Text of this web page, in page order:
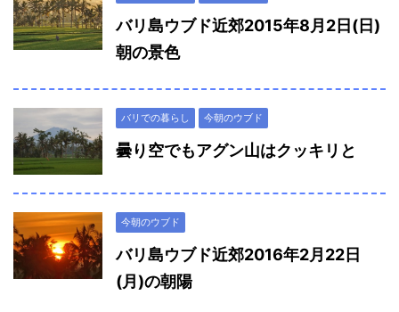
バリ島ウブド近郊2015年8月2日(日)
朝の景色
バリでの暮らし 今朝のウブド
曇り空でもアグン山はクッキリと
今朝のウブド
バリ島ウブド近郊2016年2月22日
(月)の朝陽